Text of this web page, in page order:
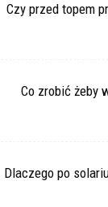
Czy przed topem
Co zrobić żeby
Dlaczego po